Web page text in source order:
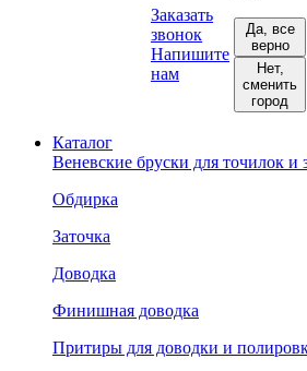
Заказать
звонок
Напишите
нам
Да, все
верно
Нет,
сменить
город
Каталог
Веневские бруски для точилок и
Обдирка
Заточка
Доводка
Финишная доводка
Притиры для доводки и